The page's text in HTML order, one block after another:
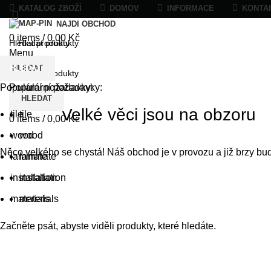
KATALOG ZBOŽÍ DOMOV INFORMACE
NAJDI OBCHOD
0items / 0,00 Kč
Menu
HLEDAT
0items / 0,00Kč
Velké věci jsou na obzoru
Něco velkého se chystá! Náš obchod je v provozu a již brzy
HLEDAT
Populární požadavky:
tile
wood
laminate
installation
materials
Začněte psát, abyste viděli produkty, které hledáte.
HLEDAT
Populární požadavky:
tile
wood
laminate
installation
materials